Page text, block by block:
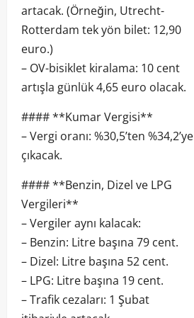
artacak. (Örneğin, Utrecht-
Rotterdam tek yön bilet: 12,90
euro.)
– OV-bisiklet kiralama: 10 cent
artışla günlük 4,65 euro olacak.
#### **Kumar Vergisi**
– Vergi oranı: %30,5’ten %34,2’ye
çıkacak.
#### **Benzin, Dizel ve LPG
Vergileri**
– Vergiler aynı kalacak:
– Benzin: Litre başına 79 cent.
– Dizel: Litre başına 52 cent.
– LPG: Litre başına 19 cent.
– Trafik cezaları: 1 Şubat